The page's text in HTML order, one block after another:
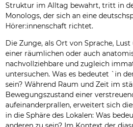
Struktur im Alltag bewahrt, tritt in
Monologs, der sich an eine
Hörer:innenschaft richtet.
Die Zunge, als Ort von Sprache,
einer räumlichen oder auch
nachvollziehbare und zugleich
untersuchen. Was es bedeutet `in
sein? Während Raum und Zeit im
Bewegungszustand einer
aufeinanderprallen, erweitert sich
in die Sphäre des Lokalen: Was